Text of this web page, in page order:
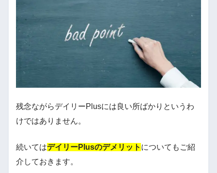
残念ながらデイリーPlusには良い所ばかりというわ
けではありません。
続いてはデイリーPlusのデメリット についてもご紹
介しておきます。